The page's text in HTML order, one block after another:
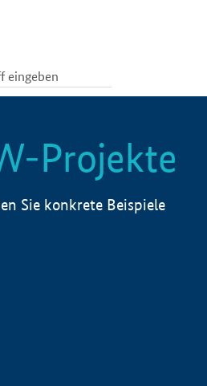
Projekte
Sie konkrete Beispiele